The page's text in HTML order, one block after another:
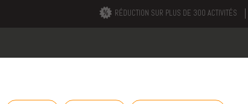
RÉDUCTION SUR PLUS DE 300 ACTIVITÉS